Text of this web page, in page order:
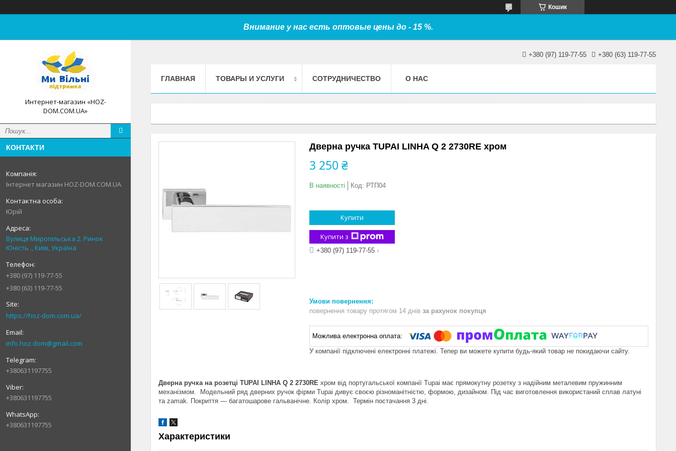
Кошик
Внимание у нас есть оптовые цены до - 15 %.
Интернет-магазин «HOZ-
DOM.COM.UA»
КОНТАКТИ
Інтернет магазин HOZ-DOM.COM.UA
Юрій
Вулиця Миропільська 2. Ринок
Юність ., Київ, Україна
+380 (97) 119-77-55
+380 (63) 119-77-55
https://hoz-dom.com.ua/
info.hoz.dom@gmail.com
+380631197755
+380631197755
+380631197755
+380 (97) 119-77-55 +380 (63) 119-77-55
ГЛАВНАЯ ТОВАРЫ И УСЛУГИ СОТРУДНИЧЕСТВО О НАС
Дверна ручка TUPAI LINHA Q 2 2730RE хром
3 250 ₴
В наявності Код: РТП04
Купити
Купити з
+380 (97) 119-77-55
повернення товару протягом 14 днів за рахунок покупця
У компанії підключені електронні платежі. Тепер ви можете купити будь-який товар не покидаючи сайту.
Дверна ручка на розетці TUPAI LINHA Q 2 2730RE хром від португальської компанії Tupai має прямокутну розетку з надійним металевим пружинним
механізмом. Модельний ряд дверних ручок фірми Tupai дивує своєю різноманітністю, формою, дизайном. Під час виготовлення використаний сплав латуні
та zamak. Покриття — багатошарове гальванічне. Колір хром. Термін постачання 3 дні.
Характеристики